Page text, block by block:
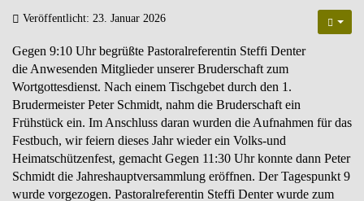
Veröffentlicht: 23. Januar 2026
Gegen 9:10 Uhr begrüßte Pastoralreferentin Steffi Denter
die Anwesenden Mitglieder unserer Bruderschaft zum
Wortgottesdienst. Nach einem Tischgebet durch den 1.
Brudermeister Peter Schmidt, nahm die Bruderschaft ein
Frühstück ein. Im Anschluss daran wurden die Aufnahmen für das
Festbuch, wir feiern dieses Jahr wieder ein Volks-und
Heimatschützenfest, gemacht Gegen 11:30 Uhr konnte dann Peter
Schmidt die Jahreshauptversammlung eröffnen. Der Tagespunkt 9
wurde vorgezogen. Pastoralreferentin Steffi Denter wurde zum